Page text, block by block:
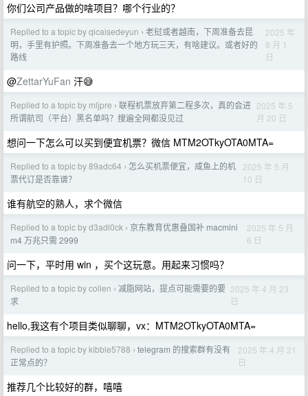
你们公司产品做的啥项目？哪个行业的？
Replied to a topic by qicaisedeyun › 老挝或者越南，下周准备去昆
明，手里有护照。下周准备去一个地方玩三天，有啥建议。或者好的
路线
2025 年
8 月 1
日
@ZettarYuFan 汗😅
Replied to a topic by mljpre › 联程机票放弃第二程多次，真的会进
所谓航司（平台）黑名单吗？搜遍全网都没见过
2025 年 5
月 20 日
想问一下怎么可以买到便宜机票？微信 MTM2OTkyOTA0MTA=
Replied to a topic by 89adc64 › 怎么买机票便宜，咸鱼上的机
票代订是否靠谱？
2025 年 5 月
10 日
谁有航空的熟人，求个微信
Replied to a topic by d3adl0ck › 京东教育优惠叠国补 macmini
m4 万兆只需 2999
2025 年 5 月
6 日
问一下，平时用 win ，买个这玩意。用起来习惯吗？
Replied to a topic by collen › 减脂网站，提点可能需要的要
求
2025 年 4 月 23
日
hello,我这有个项目类似聊聊，vx：MTM2OTkyOTA0MTA=
Replied to a topic by kibble5788 › telegram 的搜索群有没有
正常点的？
2025 年 4 月 21
日
推荐几个比较好的群，嘻嘻